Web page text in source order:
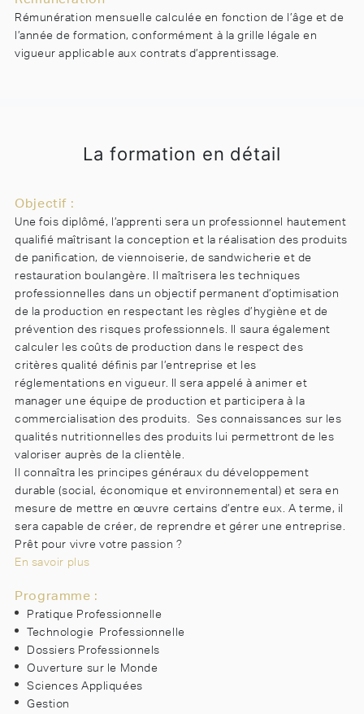
Rémunération mensuelle calculée en fonction de l’âge et de
l’année de formation, conformément à la grille légale en
vigueur applicable aux contrats d’apprentissage.
La formation en détail
Objectif :
Une fois diplômé, l’apprenti sera un professionnel hautement
qualifié maîtrisant la conception et la réalisation des produits
de panification, de viennoiserie, de sandwicherie et de
restauration boulangère. Il maîtrisera les techniques
professionnelles dans un objectif permanent d’optimisation
de la production en respectant les règles d’hygiène et de
prévention des risques professionnels. Il saura également
calculer les coûts de production dans le respect des
critères qualité définis par l’entreprise et les
réglementations en vigueur. Il sera appelé à animer et
manager une équipe de production et participera à la
commercialisation des produits. Ses connaissances sur les
qualités nutritionnelles des produits lui permettront de les
valoriser auprès de la clientèle.
Il connaîtra les principes généraux du développement
durable (social, économique et environnemental) et sera en
mesure de mettre en œuvre certains d’entre eux. A terme, il
sera capable de créer, de reprendre et gérer une entreprise.
Prêt pour vivre votre passion ?
En savoir plus
Programme :
Pratique Professionnelle
Technologie Professionnelle
Dossiers Professionnels
Ouverture sur le Monde
Sciences Appliquées
Gestion